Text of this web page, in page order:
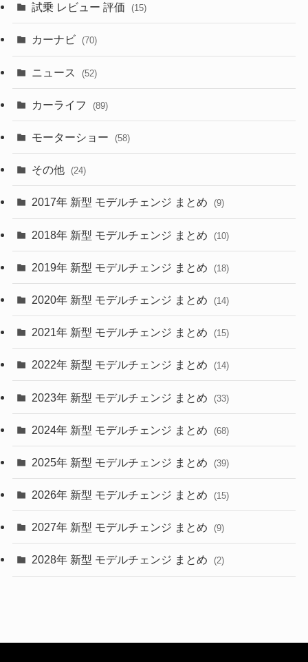
(253)
(50)
(43)
(6)
(9)
(30)
(27)
(58)
(28)
(27)
(26)
(10)
(35)
(10)
(9)
(22)
(4)
(9)
(4)
(1)
(7)
試乗 レビュー 評価 (15)
カーナビ (70)
ニュース (52)
カーライフ (89)
モーターショー (58)
その他 (24)
2017年 新型 モデルチェンジ まとめ (9)
2018年 新型 モデルチェンジ まとめ (10)
2019年 新型 モデルチェンジ まとめ (18)
2020年 新型 モデルチェンジ まとめ (14)
2021年 新型 モデルチェンジ まとめ (15)
2022年 新型 モデルチェンジ まとめ (14)
2023年 新型 モデルチェンジ まとめ (33)
2024年 新型 モデルチェンジ まとめ (68)
2025年 新型 モデルチェンジ まとめ (39)
2026年 新型 モデルチェンジ まとめ (15)
2027年 新型 モデルチェンジ まとめ (9)
2028年 新型 モデルチェンジ まとめ (2)